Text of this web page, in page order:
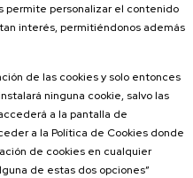
Actividades anteriores
permite personalizar el contenido
interés, permitiéndonos además
de las cookies y solo entonces
ninguna cookie, salvo las
a la pantalla de
a la Política de Cookies donde
de cookies en cualquier
de estas dos opciones”